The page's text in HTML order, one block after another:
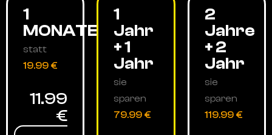
1
MONATE
statt
19.99 €
11.99
€
1
Jahr
+ 1
Jahr
sie
sparen
79.99 €
2
Jahre
+ 2
Jahr
sie
sparen
119.99 €